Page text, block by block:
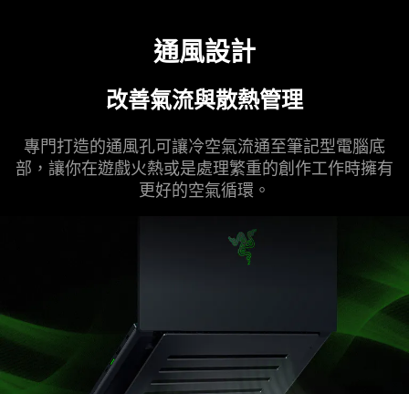
通風設計
改善氣流與散熱管理
專門打造的通風孔可讓冷空氣流通至筆記型電腦底
部，讓你在遊戲火熱或是處理繁重的創作工作時擁有
更好的空氣循環 。